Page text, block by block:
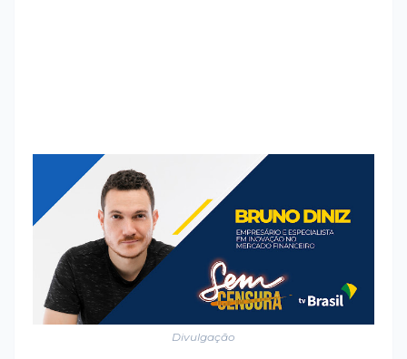
Divulgação